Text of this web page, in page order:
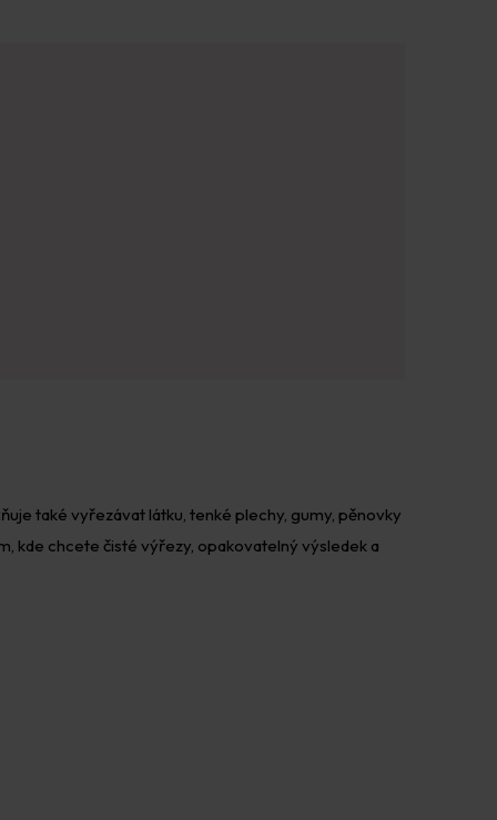
také vyřezávat látku, tenké plechy, gumy, pěnovky
kde chcete čisté výřezy, opakovatelný výsledek a